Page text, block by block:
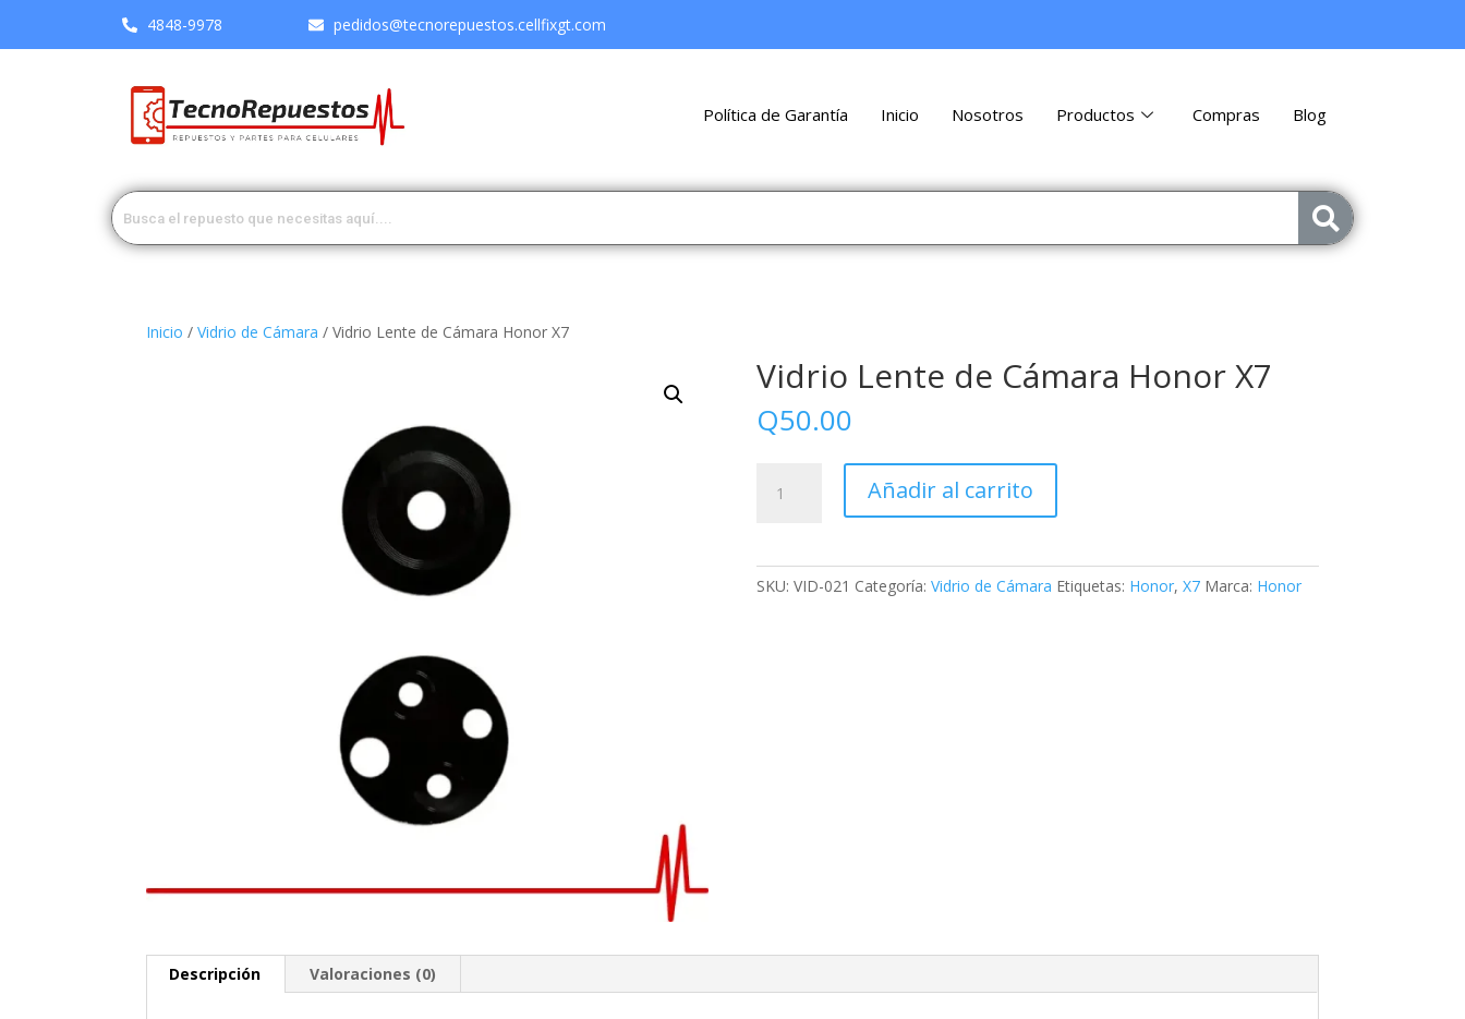
4848-9978 pedidos@tecnorepuestos.cellfixgt.com
Política de Garantía Inicio Nosotros Productos Compras Blog
Inicio /Vidrio de Cámara / Vidrio Lente de Cámara Honor X7
Vidrio Lente de Cámara Honor X7
Q50.00
Añadir al carrito
SKU: VID-021 Categoría: Vidrio de Cámara Etiquetas: Honor, X7 Marca: Honor
Descripción Valoraciones (0)